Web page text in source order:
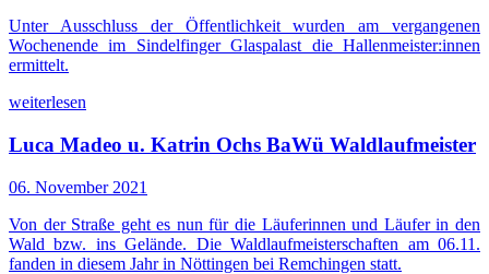
Unter Ausschluss der Öffentlichkeit wurden am vergangenen
Wochenende im Sindelfinger Glaspalast die Hallenmeister:innen
ermittelt.
weiterlesen
Luca Madeo u. Katrin Ochs BaWü Waldlaufmeister
06. November 2021
Von der Straße geht es nun für die Läuferinnen und Läufer in den
Wald bzw. ins Gelände. Die Waldlaufmeisterschaften am 06.11.
fanden in diesem Jahr in Nöttingen bei Remchingen statt.